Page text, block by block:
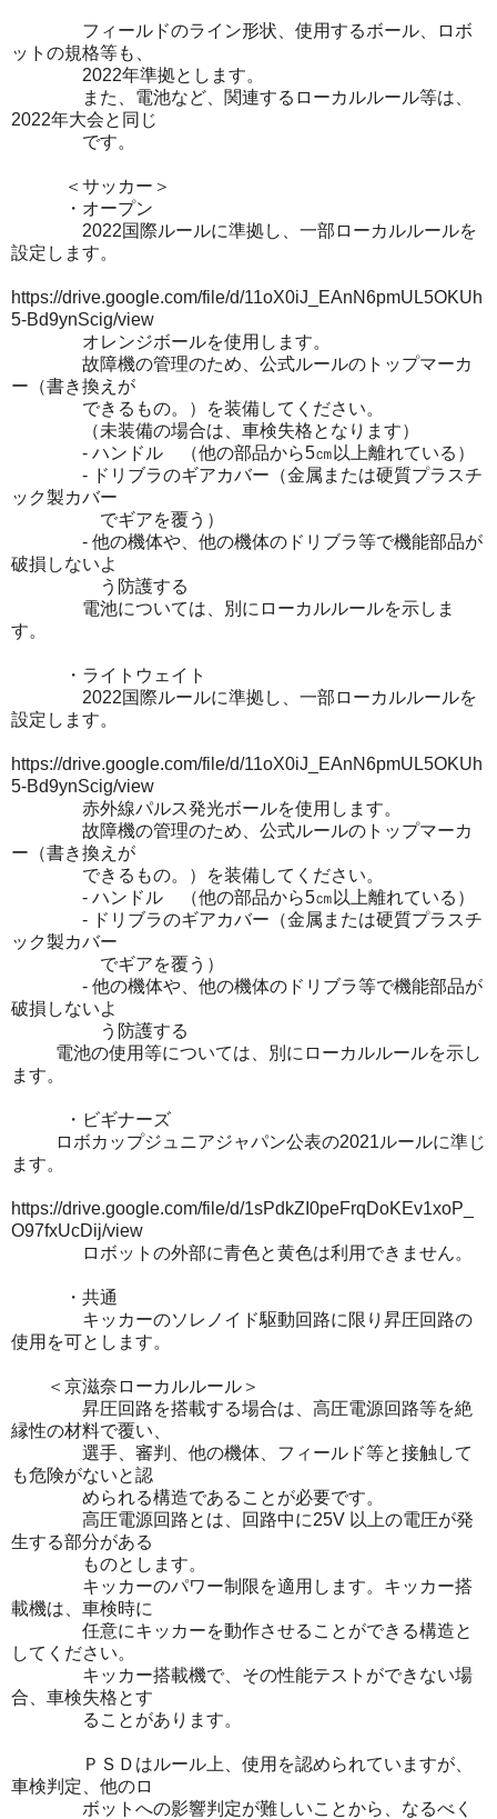
フィールドのライン形状、使用するボール、ロボ
ットの規格等も、
2022年準拠とします。
また、電池など、関連するローカルルール等は、
2022年大会と同じ
です。
＜サッカー＞
・オープン
2022国際ルールに準拠し、一部ローカルルールを
設定します。
https://drive.google.com/file/d/11oX0iJ_EAnN6pmUL5OKUh
5-Bd9ynScig/view
オレンジボールを使用します。
故障機の管理のため、公式ルールのトップマーカ
ー（書き換えが
できるもの。）を装備してください。
（未装備の場合は、車検失格となります）
- ハンドル （他の部品から5㎝以上離れている）
- ドリブラのギアカバー（金属または硬質プラスチ
ック製カバー
でギアを覆う）
- 他の機体や、他の機体のドリブラ等で機能部品が
破損しないよ
う防護する
電池については、別にローカルルールを示しま
す。
・ライトウェイト
2022国際ルールに準拠し、一部ローカルルールを
設定します。
https://drive.google.com/file/d/11oX0iJ_EAnN6pmUL5OKUh
5-Bd9ynScig/view
赤外線パルス発光ボールを使用します。
故障機の管理のため、公式ルールのトップマーカ
ー（書き換えが
できるもの。）を装備してください。
- ハンドル （他の部品から5㎝以上離れている）
- ドリブラのギアカバー（金属または硬質プラスチ
ック製カバー
でギアを覆う）
- 他の機体や、他の機体のドリブラ等で機能部品が
破損しないよ
う防護する
電池の使用等については、別にローカルルールを示し
ます。
・ビギナーズ
ロボカップジュニアジャパン公表の2021ルールに準じ
ます。
https://drive.google.com/file/d/1sPdkZI0peFrqDoKEv1xoP_
O97fxUcDij/view
ロボットの外部に青色と黄色は利用できません。
・共通
キッカーのソレノイド駆動回路に限り昇圧回路の
使用を可とします。
＜京滋奈ローカルルール＞
昇圧回路を搭載する場合は、高圧電源回路等を絶
縁性の材料で覆い、
選手、審判、他の機体、フィールド等と接触して
も危険がないと認
められる構造であることが必要です。
高圧電源回路とは、回路中に25V 以上の電圧が発
生する部分がある
ものとします。
キッカーのパワー制限を適用します。キッカー搭
載機は、車検時に
任意にキッカーを動作させることができる構造と
してください。
キッカー搭載機で、その性能テストができない場
合、車検失格とす
ることがあります。
ＰＳＤはルール上、使用を認められていますが、
車検判定、他のロ
ボットへの影響判定が難しいことから、なるべく